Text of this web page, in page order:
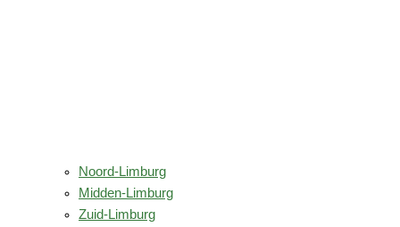
Noord-Limburg
Midden-Limburg
Zuid-Limburg